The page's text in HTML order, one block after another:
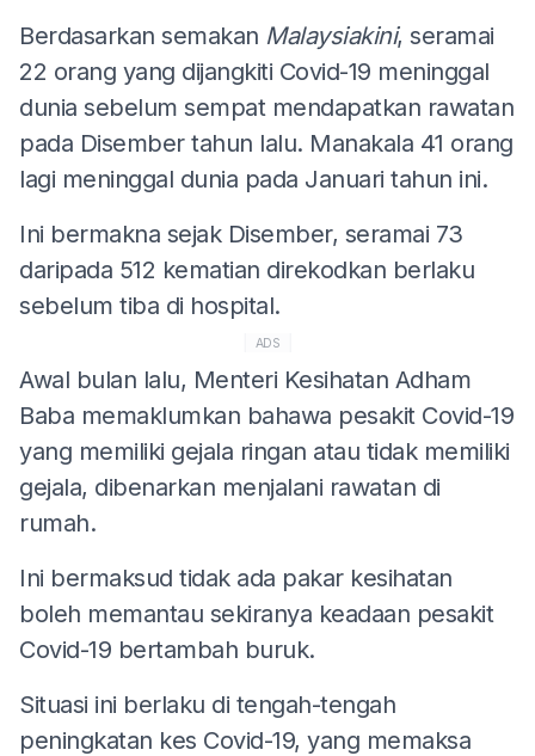
Berdasarkan semakan Malaysiakini, seramai
22 orang yang dijangkiti Covid-19 meninggal
dunia sebelum sempat mendapatkan rawatan
pada Disember tahun lalu. Manakala 41 orang
lagi meninggal dunia pada Januari tahun ini.
Ini bermakna sejak Disember, seramai 73
daripada 512 kematian direkodkan berlaku
sebelum tiba di hospital.
ADS
Awal bulan lalu, Menteri Kesihatan Adham
Baba memaklumkan bahawa pesakit Covid-19
yang memiliki gejala ringan atau tidak memiliki
gejala, dibenarkan menjalani rawatan di
rumah.
Ini bermaksud tidak ada pakar kesihatan
boleh memantau sekiranya keadaan pesakit
Covid-19 bertambah buruk.
Situasi ini berlaku di tengah-tengah
peningkatan kes Covid-19, yang memaksa